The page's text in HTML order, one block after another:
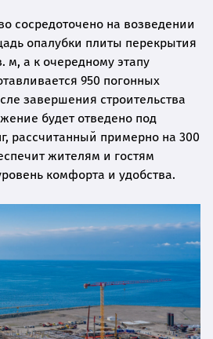
сосредоточено на возведении
опалубки плиты перекрытия
м, а к очередному этапу
950 погонных
завершения строительства
будет отведено под
рассчитанный примерно на 300
жителям и гостям
комфорта и удобства.